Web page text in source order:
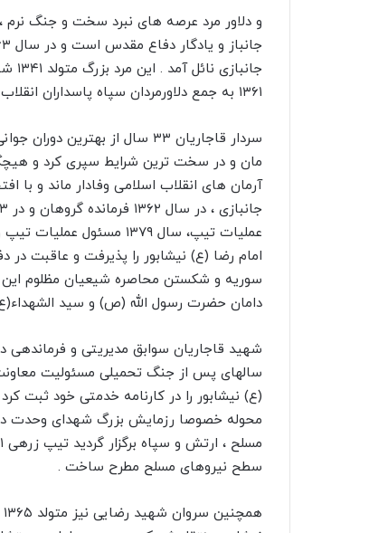
و دلاور مرد عرصه های نبرد سخت و جنگ
۱۳۶۱ به جمع دلاورمردان سپاه پاسداران انقلاب اسلامی پیوست.
سردار قاجاریان ۳۳ سال از
مان و در سخت ترین شرایط سپری کرد و
امام رضا (ع) نیشابور را پذیرفت و عاقبت در
دامان حضرت رسول الله (ص) و سید
شهید ﻗﺎﺟﺎﺭﯾﺎﻥ ﺳﻮﺍﺑﻖ ﻣﺪﯾﺮﯾﺘﯽ ﻭ
(ع) نیشابور را ﺩﺭ ﮐﺎﺭﻧﺎﻣﻪ ﺧﺪﻣﺘﯽ ﺧﻮﺩ ثبت
محوله خصوصا رزمایش بزرگ شهدای وحدت
سطح نیروهای مسلح مطرح ساخت .